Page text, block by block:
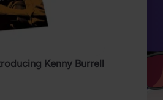
Kenny Burrell